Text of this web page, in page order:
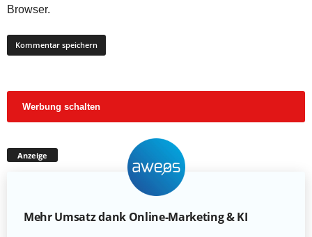
Browser.
Werbung schalten
Anzeige
Mehr Umsatz dank Online-Marketing & KI